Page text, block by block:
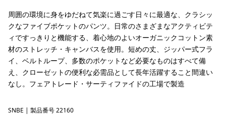
周囲の環境に身をゆだねて気楽に過ごす日々に最適な、クラシッ
クなファイブポケットのパンツ。日常のさまざまなアクティビテ
ィですっきりと機能する、着心地のよいオーガニックコットン素
材のストレッチ・キャンバスを使用。短めの丈、ジッパー式フラ
イ、ベルトループ、多数のポケットなど必要なものはすべて備
え、クローゼットの便利な必需品として長年活躍すること間違い
なし。フェアトレード・サーティファイドの工場で製造
Sunken Blue
SNBE | 製品番号 22160